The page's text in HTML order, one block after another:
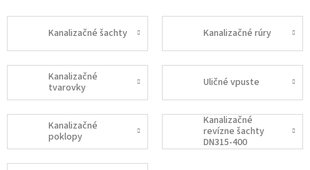
Kanalizačné šachty Kanalizačné rúry
Kanalizačné
tvarovky
Uličné vpuste
Kanalizačné
poklopy
Kanalizačné
revízne šachty
DN315-400